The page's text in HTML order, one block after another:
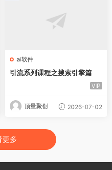
ai软件
引流系列课程之搜索引擎篇
VIP
顶量聚创 2026-07-02
更多